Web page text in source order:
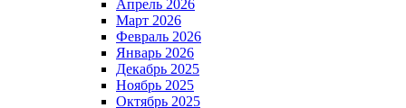
Апрель 2026
Март 2026
Февраль 2026
Январь 2026
Декабрь 2025
Ноябрь 2025
Октябрь 2025